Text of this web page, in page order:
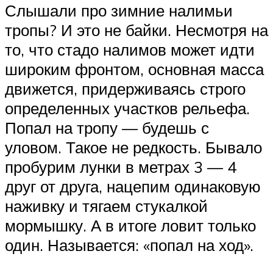
Слышали про зимние налимьи
тропы? И это не байки. Несмотря на
то, что стадо налимов может идти
широким фронтом, основная масса
движется, придерживаясь строго
определенных участков рельефа.
Попал на тропу — будешь с
уловом. Такое не редкость. Бывало
пробурим лунки в метрах 3 — 4
друг от друга, нацепим одинаковую
наживку и тягаем стукалкой
мормышку. А в итоге ловит только
один. Называется: «попал на ход».